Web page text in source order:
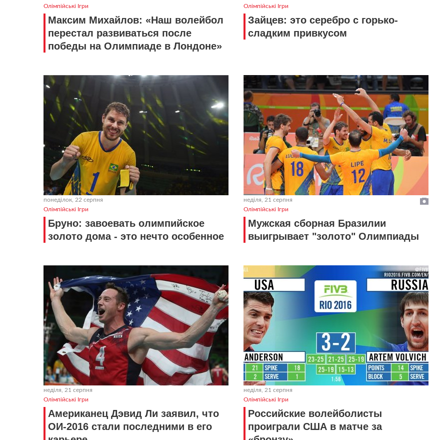
Олімпійські Ігри
Максим Михайлов: «Наш волейбол
перестал развиваться после
победы на Олимпиаде в Лондоне»
Олімпійські Ігри
Зайцев: это серебро с горько-
сладким привкусом
понеділок, 22 серпня
Олімпійські Ігри
Бруно: завоевать олимпийское
золото дома - это нечто особенное
неділя, 21 серпня
Олімпійські Ігри
Мужская сборная Бразилии
выигрывает "золото" Олимпиады
неділя, 21 серпня
Олімпійські Ігри
Американец Дэвид Ли заявил, что
ОИ-2016 стали последними в его
неділя, 21 серпня
Олімпійські Ігри
Российские волейболисты
проиграли США в матче за